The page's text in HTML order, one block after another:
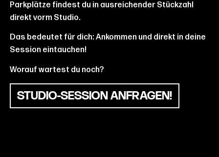
Parkplätze findest du in ausreichender Stückzahl
direkt vorm Studio.
Das bedeutet für dich: Ankommen und direkt in deine
Session eintauchen!
Worauf wartest du noch?
STUDIO-SESSION ANFRAGEN!